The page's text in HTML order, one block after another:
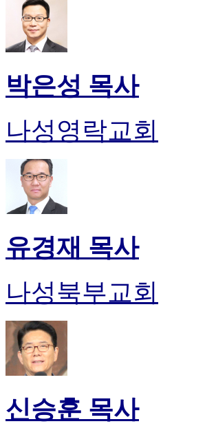
박은성 목사
나성영락교회
유경재 목사
나성북부교회
신승훈 목사